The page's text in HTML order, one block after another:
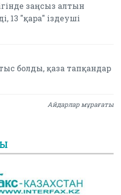
заңсыз алтын
13 "қара" іздеуші
болды, қаза тапқандар
Айдарлар мұрағаты